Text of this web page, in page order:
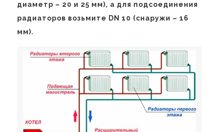
диаметр – 20 и 25 мм), а для подсоединения
радиаторов возьмите DN 10 (снаружи – 16
мм).